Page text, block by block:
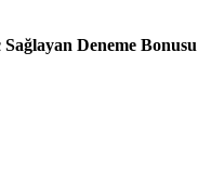
Deneme Bonusu